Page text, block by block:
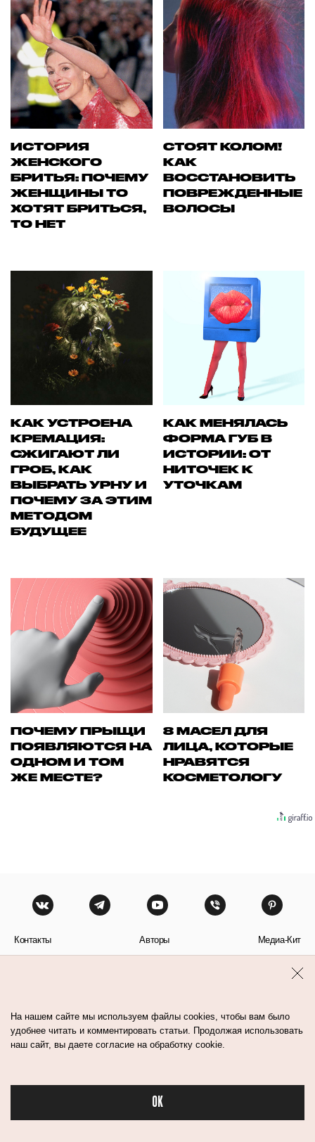
Бьюти в спорте
ИСТОРИЯ
ЖЕНСКОГО
БРИТЬЯ: ПОЧЕМУ
ЖЕНЩИНЫ ТО
ХОТЯТ БРИТЬСЯ,
ТО НЕТ
СТОЯТ КОЛОМ!
КАК
ВОССТАНОВИТЬ
ПОВРЕЖДЕННЫЕ
ВОЛОСЫ
КАК УСТРОЕНА
КРЕМАЦИЯ:
СЖИГАЮТ ЛИ
ГРОБ, КАК
ВЫБРАТЬ УРНУ И
ПОЧЕМУ ЗА ЭТИМ
МЕТОДОМ
БУДУЩЕЕ
КАК МЕНЯЛАСЬ
ФОРМА ГУБ В
ИСТОРИИ: ОТ
НИТОЧЕК К
УТОЧКАМ
ПОЧЕМУ ПРЫЩИ
ПОЯВЛЯЮТСЯ НА
ОДНОМ И ТОМ
ЖЕ МЕСТЕ?
8 МАСЕЛ ДЛЯ
ЛИЦА, КОТОРЫЕ
НРАВЯТСЯ
КОСМЕТОЛОГУ
Контакты Авторы Медиа-Кит
На нашем сайте мы используем файлы cookies, чтобы вам было
удобнее читать и комментировать статьи. Продолжая использовать
наш сайт, вы даете согласие на обработку cookie.
OK